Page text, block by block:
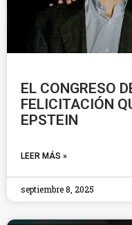
EL CONGRESO
FELICITACIÓN
EPSTEIN
LEER MÁS »
septiembre 8, 2025